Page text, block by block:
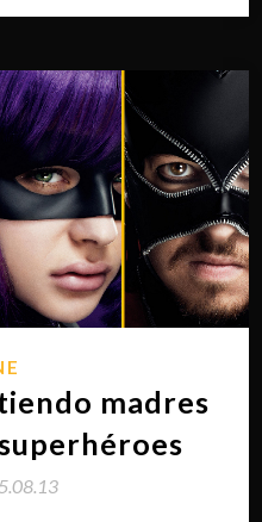
madres